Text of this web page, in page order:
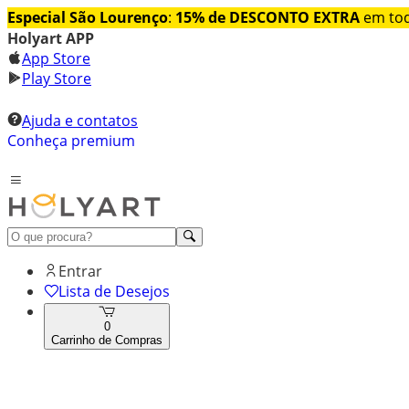
Especial São Lourenço: 15% de DESCONTO EXTRA em
Holyart APP
App Store
Play Store
Ajuda e contatos
Conheça premium
Entrar
Lista de Desejos
0
Carrinho de Compras